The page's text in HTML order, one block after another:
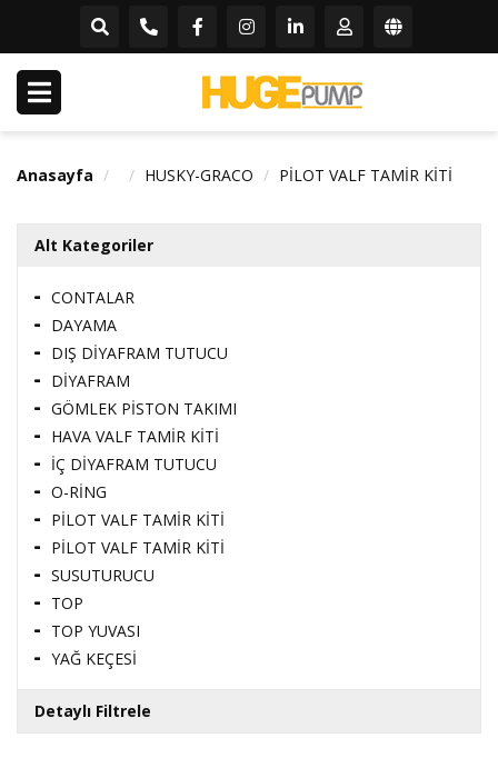
Anasayfa HUSKY-GRACO PİLOT VALF TAMİR KİTİ
Alt Kategoriler
CONTALAR
DAYAMA
DIŞ DİYAFRAM TUTUCU
DİYAFRAM
GÖMLEK PİSTON TAKIMI
HAVA VALF TAMİR KİTİ
İÇ DİYAFRAM TUTUCU
O-RİNG
PİLOT VALF TAMİR KİTİ
PİLOT VALF TAMİR KİTİ
SUSUTURUCU
TOP
TOP YUVASI
YAĞ KEÇESİ
Detaylı Filtrele